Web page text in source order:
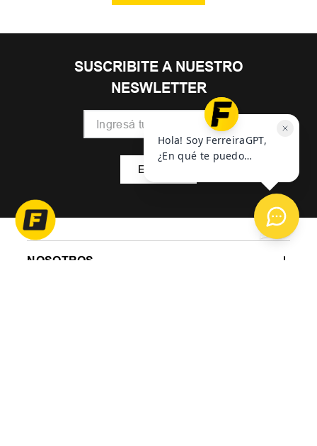
SUSCRIBITE A NUESTRO
NESWLETTER
ENVIAR
NOSOTROS